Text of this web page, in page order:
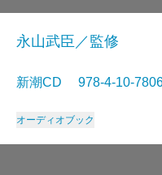
永山武臣／監修
新潮CD 978-4-10-
オーディオブック